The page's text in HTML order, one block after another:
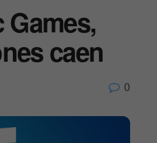
caen
0